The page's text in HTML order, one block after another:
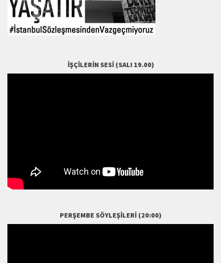
İŞÇILERIN SESI (SALI 19.00)
PERŞEMBE SÖYLEŞILERI (20:00)